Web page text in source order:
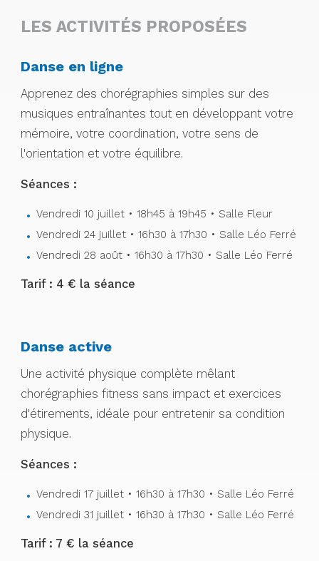
LES ACTIVITÉS PROPOSÉES
Danse en ligne
Apprenez des chorégraphies simples sur des
musiques entraînantes tout en développant votre
mémoire, votre coordination, votre sens de
l'orientation et votre équilibre.
Séances :
Vendredi 10 juillet • 18h45 à 19h45 • Salle Fleur
Vendredi 24 juillet • 16h30 à 17h30 • Salle Léo Ferré
Vendredi 28 août • 16h30 à 17h30 • Salle Léo Ferré
Tarif : 4 € la séance
Danse active
Une activité physique complète mêlant
chorégraphies fitness sans impact et exercices
d'étirements, idéale pour entretenir sa condition
physique.
Séances :
Vendredi 17 juillet • 16h30 à 17h30 • Salle Léo Ferré
Vendredi 31 juillet • 16h30 à 17h30 • Salle Léo Ferré
Tarif : 7 € la séance